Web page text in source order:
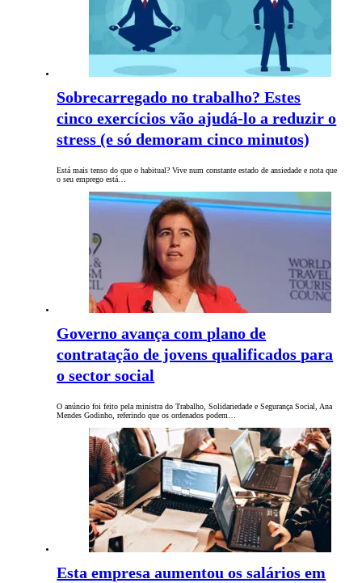
Sobrecarregado no trabalho? Estes
cinco exercícios vão ajudá-lo a reduzir o
stress (e só demoram cinco minutos)
Está mais tenso do que o habitual? Vive num constante estado de ansiedade e nota que
o seu emprego está…
Governo avança com plano de
contratação de jovens qualificados para
o sector social
O anúncio foi feito pela ministra do Trabalho, Solidariedade e Segurança Social, Ana
Mendes Godinho, referindo que os ordenados podem…
Esta empresa aumentou os salários em